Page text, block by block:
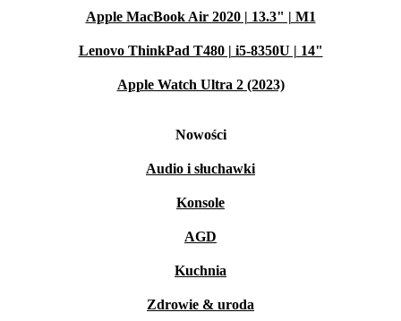
Apple MacBook Air 2020 | 13.3" | M1
Lenovo ThinkPad T480 | i5-8350U | 14"
Apple Watch Ultra 2 (2023)
Nowości
Audio i słuchawki
Konsole
AGD
Kuchnia
Zdrowie & uroda